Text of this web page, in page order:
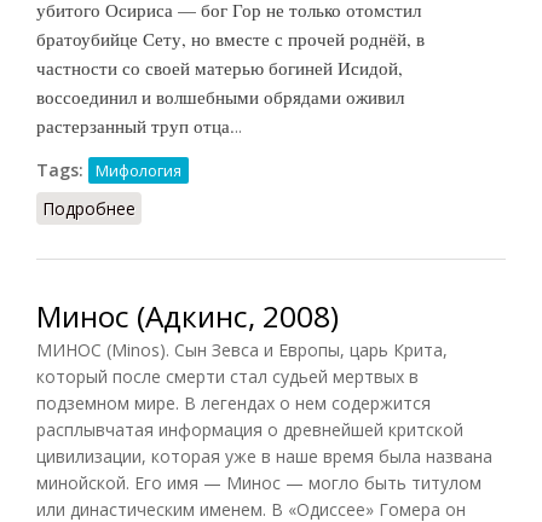
убитого Осириса — бог Гор не только отомстил
братоубийце Сету, но вместе с прочей роднёй, в
частности со своей матерью богиней Исидой,
воссоединил и волшебными обрядами оживил
растерзанный труп отца...
Tags:
Мифология
Подробнее
Минос (Адкинс, 2008)
МИНОС (Minos). Сын Зевса и Европы, царь Крита,
который после смерти стал судьей мертвых в
подземном мире. В легендах о нем содержится
расплывчатая информация о древнейшей критской
цивилизации, которая уже в наше время была названа
минойской. Его имя — Минос — могло быть титулом
или династическим именем. В «Одиссее» Гомера он